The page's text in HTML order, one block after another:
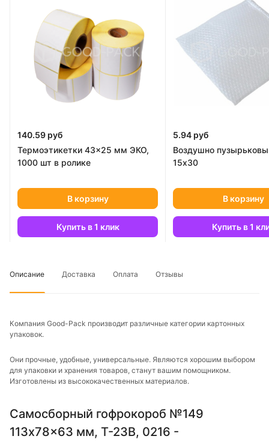
140.59 руб
Термоэтикетки 43x25 мм ЭКО,
1000 шт в ролике
В корзину
Купить в 1 клик
5.94 руб
Воздушно
15х30
В корзину
Купить в 1
Описание Доставка Оплата Отзывы
Компания Good-Pack производит различные категории картонных
упаковок.
Они прочные, удобные, универсальные. Являются хорошим выбором
для упаковки и хранения товаров, станут вашим помощником.
Изготовлены из высококачественных материалов.
Самосборный гофрокороб №149
113x78x63 мм, Т-23В, 0216 -